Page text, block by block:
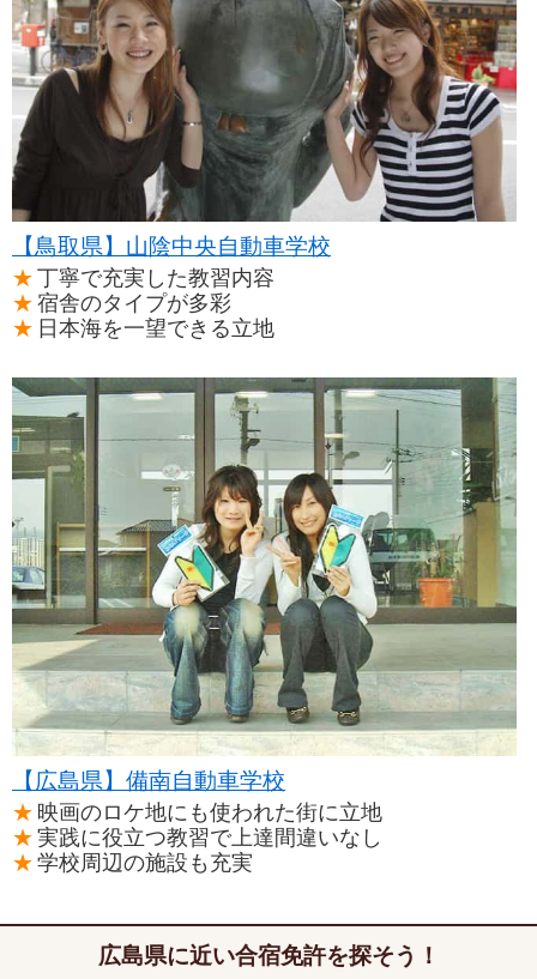
【鳥取県】山陰中央自動車学校
丁寧で充実した教習内容
宿舎のタイプが多彩
日本海を一望できる立地
【広島県】備南自動車学校
映画のロケ地にも使われた街に立地
実践に役立つ教習で上達間違いなし
学校周辺の施設も充実
広島県に近い合宿免許を探そう！